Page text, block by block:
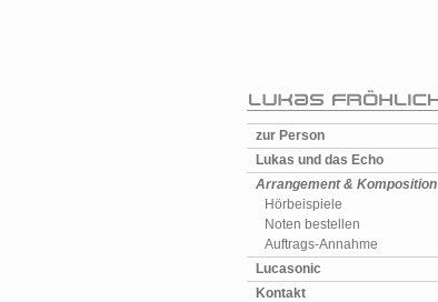
zur Person
Lukas und das Echo
Arrangement & Komposition
Hörbeispiele
Noten bestellen
Auftrags-Annahme
Lucasonic
Kontakt